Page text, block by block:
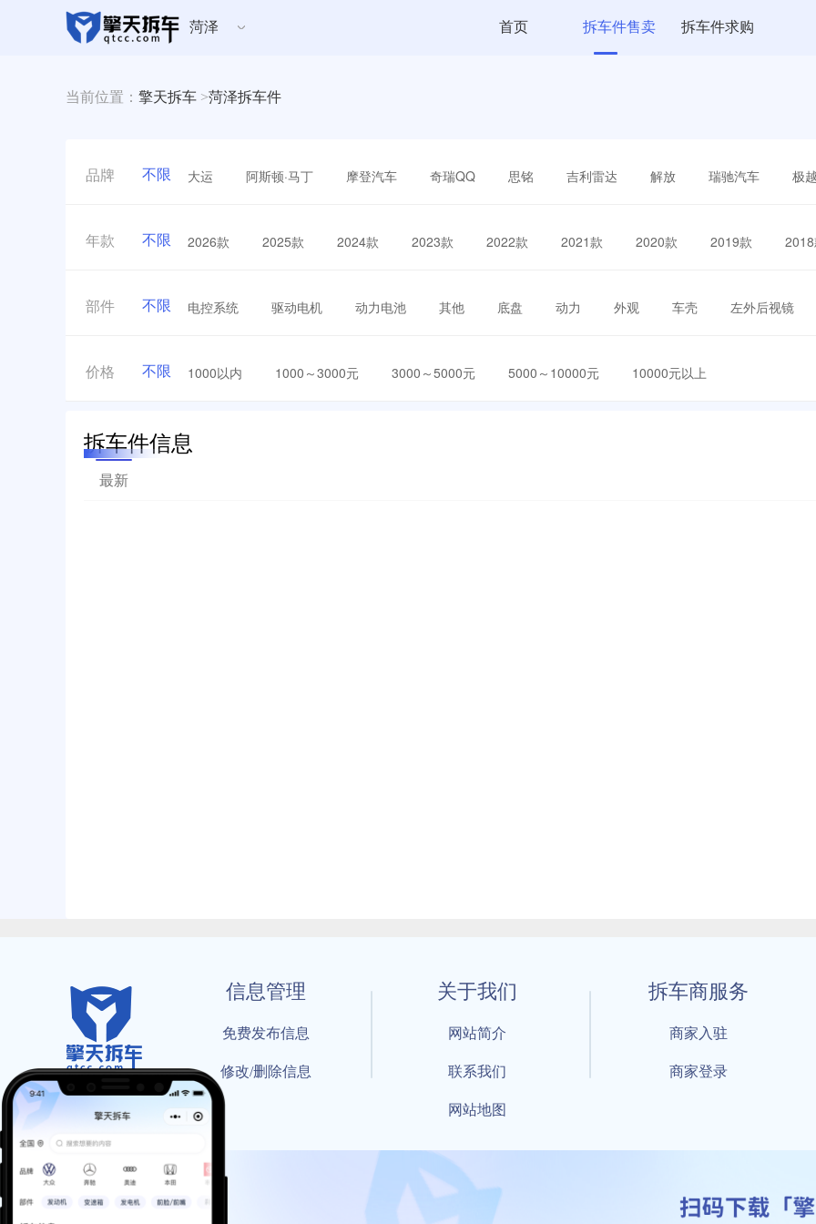
菏泽 首页 拆车件售卖 拆车件求购
当前位置： 擎天拆车 >菏泽拆车件
品牌 不限 大运 阿斯顿·马丁 摩登汽车 奇瑞QQ 思铭 吉利雷达 解放 瑞驰汽车 极
年款 不限 2026款 2025款 2024款 2023款 2022款 2021款 2020款 2019款
部件 不限 电控系统 驱动电机 动力电池 其他 底盘 动力 外观 车壳 左外后视镜
价格 不限 1000以内 1000～3000元 3000～5000元 5000～10000元 10000元以上
拆车件信息
最新
信息管理
免费发布信息
修改/删除信息
关于我们
网站简介
联系我们
网站地图
拆车商服务
商家入驻
商家登录
© 2021 By 擎天拆车-买卖拆车件，擎天拆车好省快 All Rights Reserved
工信部备案号：鲁ICP备18021004号-17 公安部备案号： 鲁公网安备